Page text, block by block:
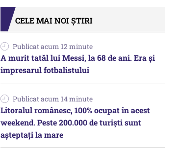
CELE MAI NOI ȘTIRI
Publicat acum 12 minute
A murit tatăl lui Messi, la 68 de ani. Era și
impresarul fotbalistului
Publicat acum 14 minute
Litoralul românesc, 100% ocupat în acest
weekend. Peste 200.000 de turiști sunt
așteptați la mare